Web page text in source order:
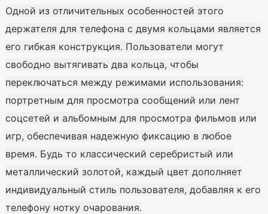
Одной из отличительных особенностей этого
держателя для телефона с двумя кольцами является
его гибкая конструкция. Пользователи могут
свободно вытягивать два кольца, чтобы
переключаться между режимами использования:
портретным для просмотра сообщений или лент
соцсетей и альбомным для просмотра фильмов или
игр, обеспечивая надежную фиксацию в любое
время. Будь то классический серебристый или
металлический золотой, каждый цвет дополняет
индивидуальный стиль пользователя, добавляя к его
телефону нотку очарования.